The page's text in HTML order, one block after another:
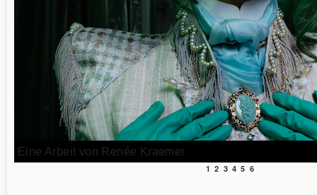
Eine Arbeit von Renée Kraemer
1 2 3 4 5 6